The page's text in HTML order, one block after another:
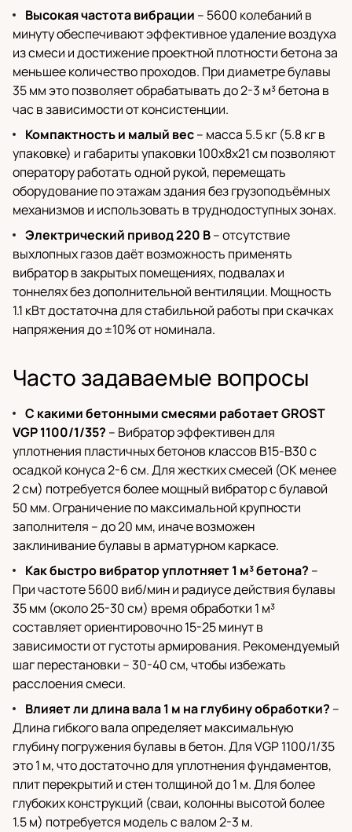
Высокая частота вибрации – 5600 колебаний в
минуту обеспечивают эффективное удаление воздуха
из смеси и достижение проектной плотности бетона за
меньшее количество проходов. При диаметре булавы
35 мм это позволяет обрабатывать до 2-3 м³ бетона в
час в зависимости от консистенции.
Компактность и малый вес– масса 5.5 кг (5.8 кг в
упаковке) и габариты упаковки 100x8x21 см позволяют
оператору работать одной рукой, перемещать
оборудование по этажам здания без грузоподъёмных
механизмов и использовать в труднодоступных зонах.
Электрический привод 220 В– отсутствие
выхлопных газов даёт возможность применять
вибратор в закрытых помещениях, подвалах и
тоннелях без дополнительной вентиляции. Мощность
1.1 кВт достаточна для стабильной работы при скачках
напряжения до ±10% от номинала.
Часто задаваемые вопросы
С какими бетонными смесями работает GROST
VGP 1100/1/35? – Вибратор эффективен для
уплотнения пластичных бетонов классов B15-B30 с
осадкой конуса 2-6 см. Для жестких смесей (ОК менее
2 см) потребуется более мощный вибратор с булавой
50 мм. Ограничение по максимальной крупности
заполнителя – до 20 мм, иначе возможен
заклинивание булавы в арматурном каркасе.
Как быстро вибратор уплотняет 1 м³ бетона? –
При частоте 5600 виб/мин и радиусе действия булавы
35 мм (около 25-30 см) время обработки 1 м³
составляет ориентировочно 15-25 минут в
зависимости от густоты армирования. Рекомендуемый
шаг перестановки – 30-40 см, чтобы избежать
расслоения смеси.
Влияет ли длина вала 1 м на глубину обработки? –
Длина гибкого вала определяет максимальную
глубину погружения булавы в бетон. Для VGP 1100/1/35
это 1 м, что достаточно для уплотнения фундаментов,
плит перекрытий и стен толщиной до 1 м. Для более
глубоких конструкций (сваи, колонны высотой более
1.5 м) потребуется модель с валом 2-3 м.